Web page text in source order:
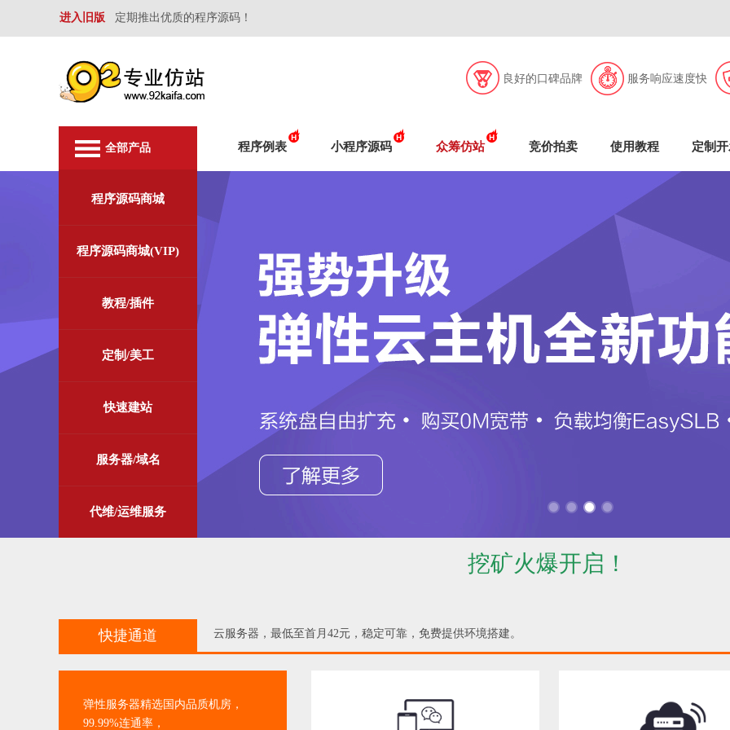
进入旧版 定期推出优质的程序源码！
良好的口碑品牌 服务响应速度快
全部产品
程序源码商城
程序源码商城(VIP)
教程/插件
定制/美工
快速建站
服务器/域名
代维/运维服务
程序例表 小程序源码 众筹仿站 竞价拍卖 使用教程 定制
挖矿火爆开启！
快捷通道 云服务器，最低至首月42元，稳定可靠，免费提供环境搭建。
弹性服务器精选国内品质机房，
99.99%连通率，